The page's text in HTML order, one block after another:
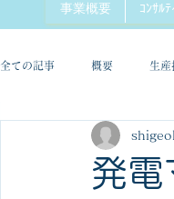
事業概要 ｺﾝｻﾙ
全ての記事 概要 生産
発